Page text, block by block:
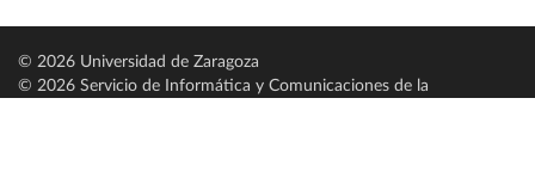
© 2026 Universidad de Zaragoza
© 2026 Servicio de Informática y Comunicaciones de la